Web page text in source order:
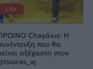
Life
Chaγάκιε: Η
που θα
αξέχαστη στον